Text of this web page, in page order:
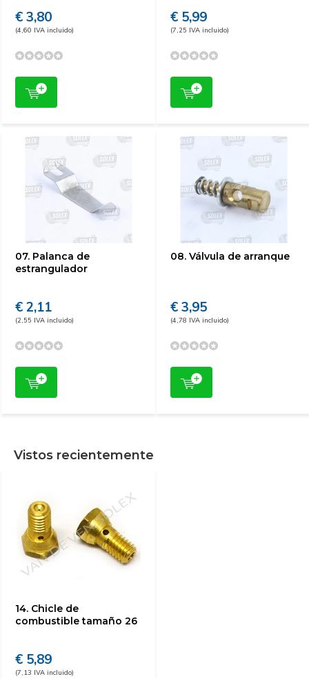
€ 3,80
(4,60 IVA incluido)
€ 5,99
(7,25 IVA incluido)
07. Palanca de
estrangulador
€ 2,11
(2,55 IVA incluido)
08. Válvula de arranque
€ 3,95
(4,78 IVA incluido)
Vistos recientemente
14. Chicle de
combustible tamaño 26
€ 5,89
(7,13 IVA incluido)